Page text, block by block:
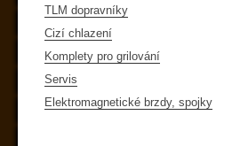
TLM dopravníky
Cizí chlazení
Komplety pro grilování
Servis
Elektromagnetické brzdy, spojky